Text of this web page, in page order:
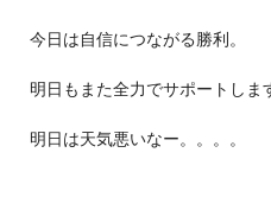
今日は自信につながる勝利。
明日もまた全力でサポートしま
明日は天気悪いなー。。。。